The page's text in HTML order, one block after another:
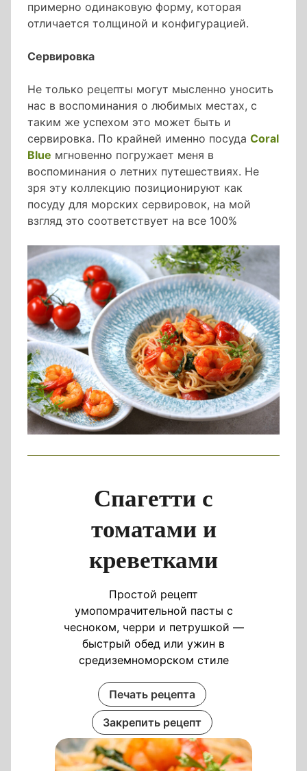
примерно одинаковую форму, которая
отличается толщиной и конфигурацией.
Сервировка
Не только рецепты могут мысленно уносить
нас в воспоминания о любимых местах, с
таким же успехом это может быть и
сервировка. По крайней именно посуда Coral
Blue мгновенно погружает меня в
воспоминания о летних путешествиях. Не
зря эту коллекцию позиционируют как
посуду для морских сервировок, на мой
взгляд это соответствует на все 100%
Спагетти с
томатами и
креветками
Простой рецепт
умопомрачительной пасты с
чесноком, черри и петрушкой —
быстрый обед или ужин в
средиземноморском стиле
Печать рецепта
Закрепить рецепт